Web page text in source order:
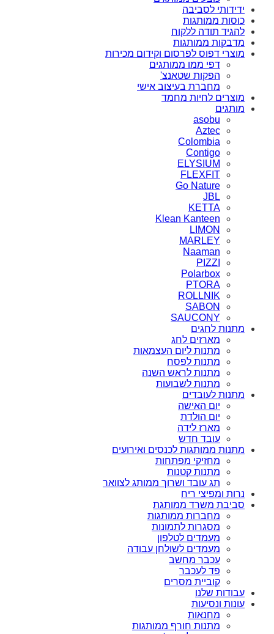
ידידותי לסביבה
כוסות ממותגות
להגיד תודה ללקוח
מדבקות ממותגות
מוצרי דפוס לפרסום וקידום מכירות
דפי ממו ממותגים
הפקות שטאנצ'
מחברת בעיצוב אישי
מוצרים לחיות מחמד
מותגים
asobu
Aztec
Colombia
Contigo
ELYSIUM
FLEXFIT
Go Nature
JBL
KETTA
Klean Kanteen
LIMON
MARLEY
Naaman
PIZZI
Polarbox
PTORA
ROLLNIK
SABON
SAUCONY
מתנות לחגים
מארזים לחג
מתנות ליום העצמאות
מתנות לפסח
מתנות לראש השנה
מתנות לשבועות
מתנות לעובדים
יום האישה
יום הולדת
מארז לידה
עובד חדש
מתנות ממותגות לכנסים ואירועים
מחזיקי מפתחות
מתנות קטנות
תג עובד ושרוך ממותג לצוואר
נרות ומפיצי ריח
סביבת משרד ממותגת
מחברות ממותגות
מסגרות לתמונות
מעמדים לטלפון
מעמדים לשולחן עבודה
עכבר מחשב
פד לעכבר
קוביית מסרים
עבודות שלנו
עונות ונסיעות
מחנאות
מתנות חורף ממותגות